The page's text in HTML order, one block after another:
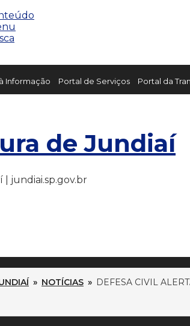
Informação Portal de Serviços Portal da
de Jundiaí
jundiai.sp.gov.br
» NOTÍCIAS » DEFESA CIVIL